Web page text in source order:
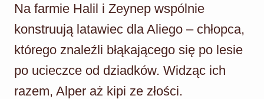
Na farmie Halil i Zeynep wspólnie
konstruują latawiec dla Aliego – chłopca,
którego znaleźli błąkającego się po lesie
po ucieczce od dziadków. Widząc ich
razem, Alper aż kipi ze złości.